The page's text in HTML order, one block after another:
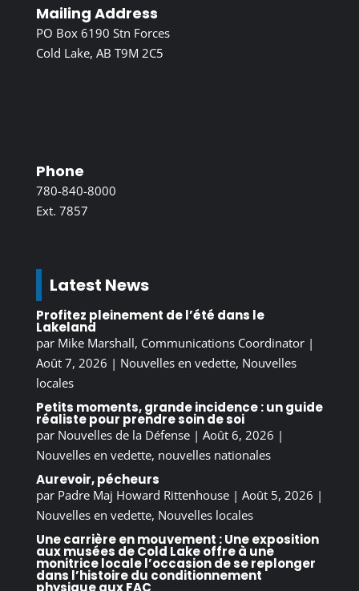
Mailing Address
PO Box 6190 Stn Forces
Cold Lake, AB T9M 2C5
Phone
780-840-8000
Ext. 7857
Latest News
Profitez pleinement de l’été dans le
Lakeland
par Mike Marshall, Communications Coordinator|
Août 7, 2026 | Nouvelles en vedette, Nouvelles
locales
Petits moments, grande incidence : un guide
réaliste pour prendre soin de soi
par Nouvelles de la Défense| Août 6, 2026 |
Nouvelles en vedette, nouvelles nationales
Aurevoir, pécheurs
par Padre Maj Howard Rittenhouse| Août 5, 2026 |
Nouvelles en vedette, Nouvelles locales
Une carrière en mouvement : Une exposition
aux musées de Cold Lake offre à une
monitrice locale l’occasion de se replonger
dans l’histoire du conditionnement
physique aux FAC